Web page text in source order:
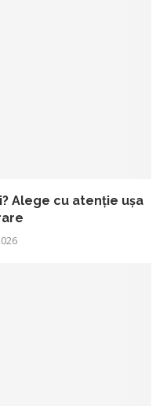
Alege cu atenție ușa